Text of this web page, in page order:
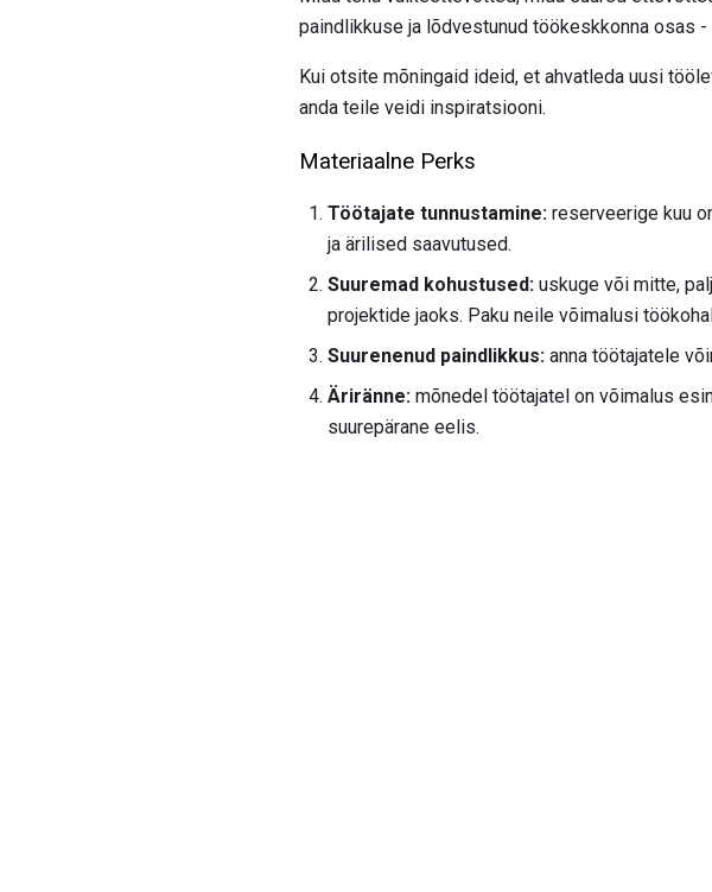
paindlikkuse ja lõdvestunud töökeskkonna osas
Kui otsite mõningaid ideid, et ahvatleda uusi
anda teile veidi inspiratsiooni.
Materiaalne Perks
Töötajate tunnustamine: reserveerige kuu
ja ärilised saavutused.
Suuremad kohustused: uskuge või mitte,
projektide jaoks. Paku neile võimalusi
Suurenenud paindlikkus: anna töötajatele
Äriränne: mõnedel töötajatel on võimalus
suurepärane eelis.